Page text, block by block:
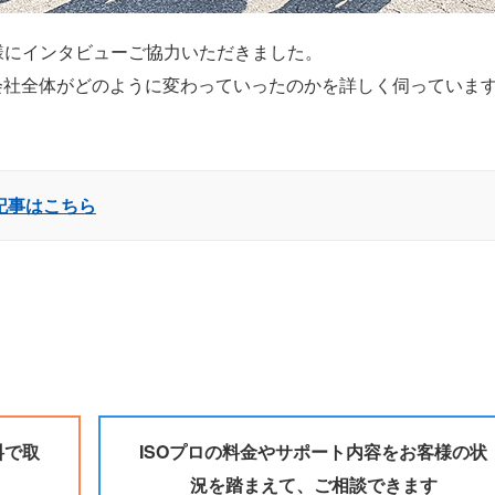
インタビューご協力いただきました。
全体がどのように変わっていったのかを詳しく伺っていま
はこちら
取
ISOプロの料金やサポート内容をお客様の状
況を踏まえて、ご相談できます